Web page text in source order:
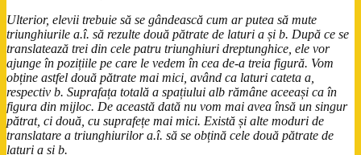
Ulterior, elevii trebuie să se gândească cum ar putea să mute
triunghiurile a.î. să rezulte două pătrate de laturi a și b. După ce se
translatează trei din cele patru triunghiuri dreptunghice, ele vor
ajunge în pozițiile pe care le vedem în cea de-a treia figură. Vom
obține astfel două pătrate mai mici, având ca laturi cateta a,
respectiv b. Suprafața totală a spațiului alb rămâne aceeași ca în
figura din mijloc. De această dată nu vom mai avea însă un singur
pătrat, ci două, cu suprafețe mai mici. Există și alte moduri de
translatare a triunghiurilor a.î. să se obțină cele două pătrate de
laturi a și b.